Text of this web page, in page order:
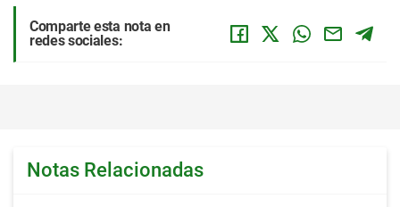
Comparte esta nota en
redes sociales:
Notas Relacionadas